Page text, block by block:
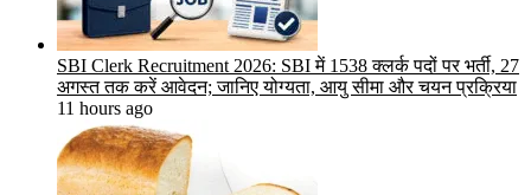
SBI Clerk Recruitment 2026: SBI में 1538 क्लर्क पदों पर भर्ती, 27
अगस्त तक करें आवेदन; जानिए योग्यता, आयु सीमा और चयन प्रक्रिया
11 hours ago